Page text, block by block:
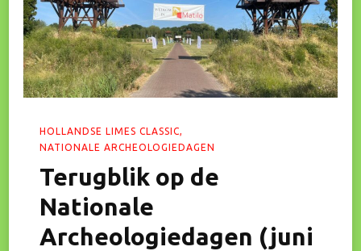
HOLLANDSE LIMES CLASSIC
NATIONALE ARCHEOLOGIEDAGEN
Terugblik op de
Nationale
Archeologiedagen (juni